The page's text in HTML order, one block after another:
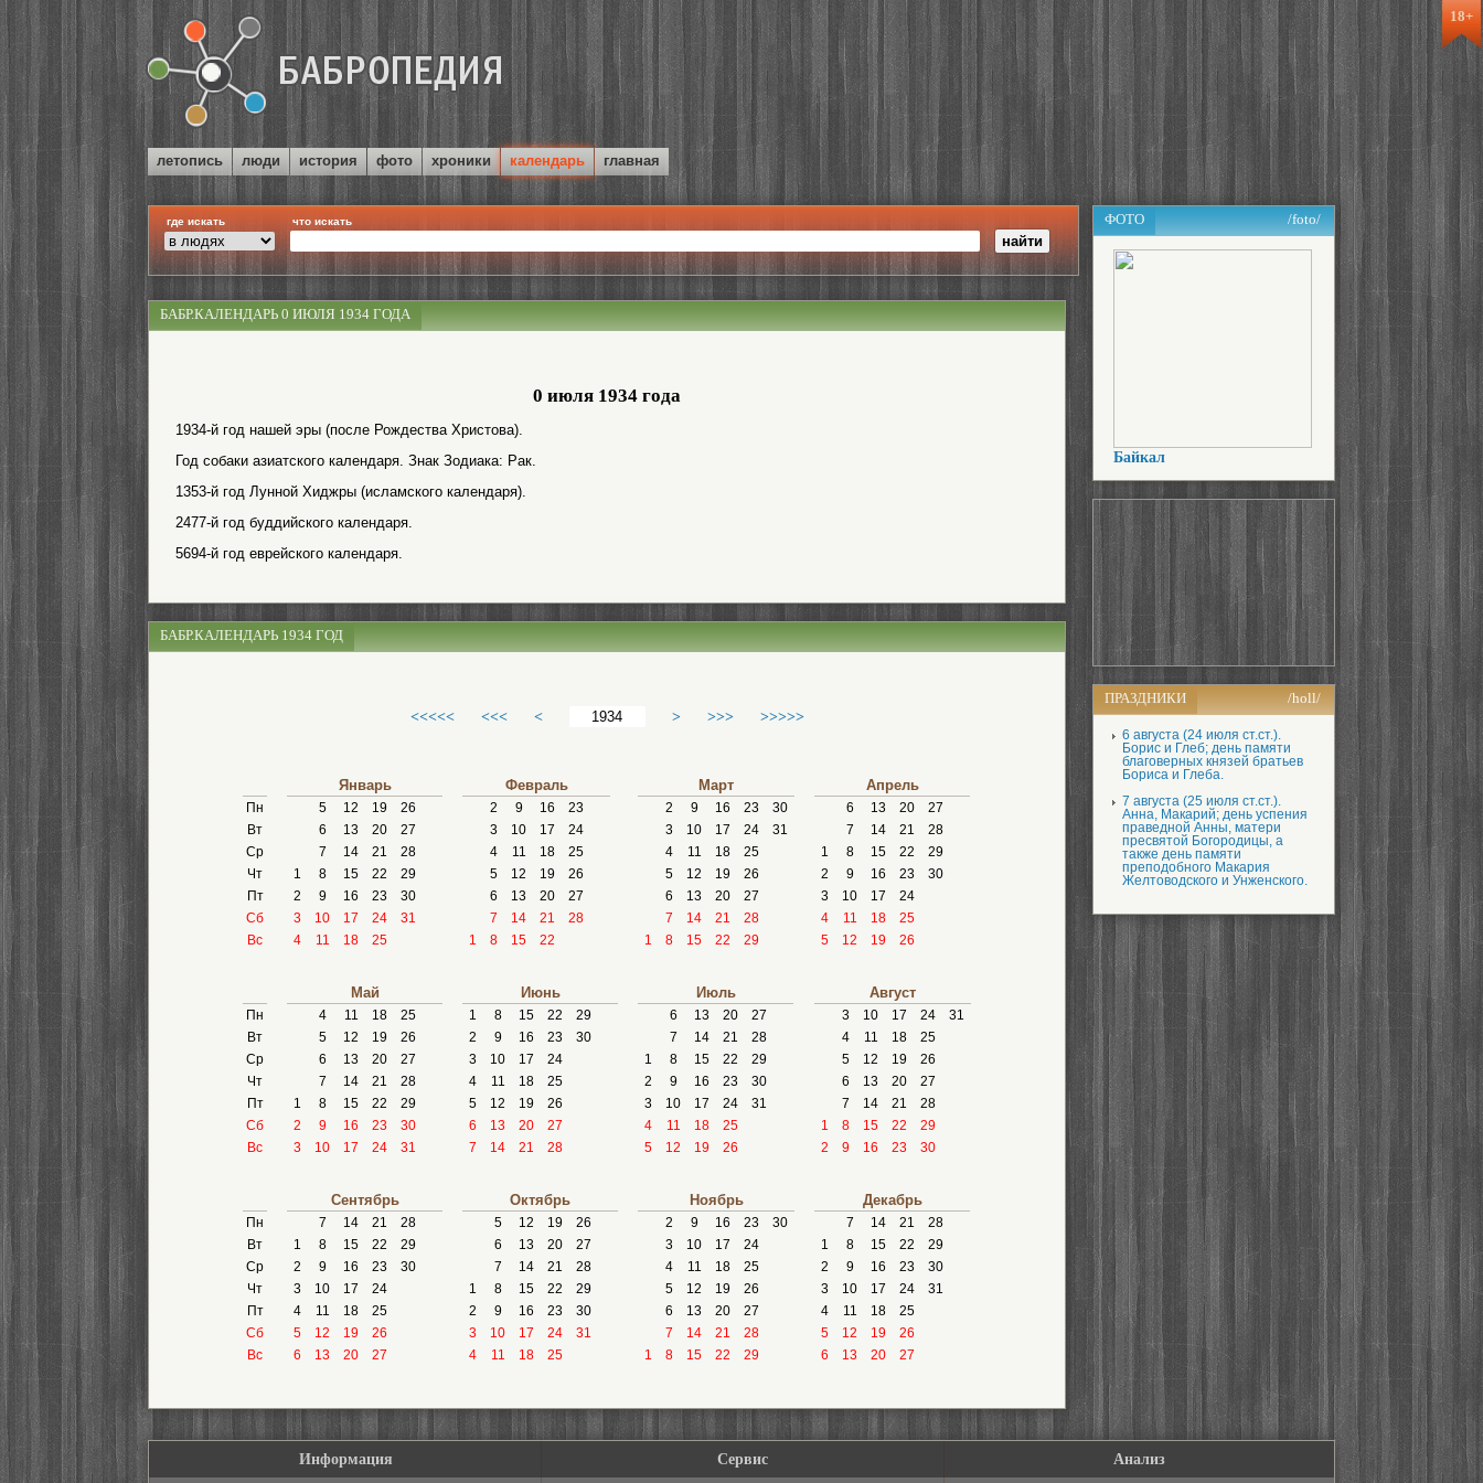
18+
летопись люди история фото хроники календарь главная
где искать что искать ФОТО /foto/
Байкал
ПРАЗДНИКИ /holl/
6 августа (24 июля ст.ст.).
Борис и Глеб; день памяти
благоверных князей братьев
Бориса и Глеба.
7 августа (25 июля ст.ст.).
Анна, Макарий; день успения
праведной Анны, матери
пресвятой Богородицы, а
также день памяти
преподобного Макария
Желтоводского и Унженского.
БАБР.КАЛЕНДАРЬ 0 ИЮЛЯ 1934 ГОДА
0 июля 1934 года
1934-й год нашей эры (после Рождества Христова).
Год собаки азиатского календаря. Знак Зодиака: Рак.
1353-й год Лунной Хиджры (исламского календаря).
2477-й год буддийского календаря.
5694-й год еврейского календаря.
БАБР.КАЛЕНДАРЬ 1934 ГОД
<<<<< <<< < > >>> >>>>>
Пн
Вт
Ср
Чт
Пт
Сб
Вс
Январь
5 12 19
26
6
13 20
27
7
14 21
28
1
8 15 22
29
2
9 16 23
30
3
10 17 24
31
4
11 18 25
Февраль
2 9 16
23
3
10 17
24
4
11 18
25
5
12 19
26
6
13 20
27
7
14 21
28
1
8 15 22
Март
2 9 16 23
30
3
10 17 24
31
4
11 18
25
5
12 19
26
6
13 20
27
7
14 21
28
1
8 15 22 29
Апрель
6 13 20
27
7
14 21
28
1
8 15 22
29
2
9 16 23
30
3
10 17
24
4
11 18
25
5
12 19 26
Пн
Вт
Ср
Чт
Пт
Сб
Вс
Май
4 11 18
25
5
12 19
26
6
13 20
27
7
14 21
28
1
8 15 22
29
2
9 16 23
30
3
10 17 24 31
Июнь
1 8 15 22
29
2
9 16 23
30
3
10 17
24
4
11 18
25
5
12 19
26
6
13 20
27
7
14 21 28
Июль
6 13 20
27
7
14 21
28
1
8 15 22
29
2
9 16 23
30
3
10 17 24
31
4
11 18
25
5
12 19 26
Август
3 10 17 24
31
4
11 18
25
5
12 19
26
6
13 20
27
7
14 21
28
1
8 15 22
29
2
9 16 23 30
Пн
Вт
Ср
Чт
Пт
Сб
Вс
Сентябрь
7 14 21
28
1
8 15 22
29
2
9 16 23
30
3
10 17
24
4
11 18
25
5
12 19
26
6
13 20 27
Октябрь
5 12 19
26
6
13 20
27
7
14 21
28
1
8 15 22
29
2
9 16 23
30
3
10 17 24
31
4
11 18 25
Ноябрь
2 9 16 23
30
3
10 17
24
4
11 18
25
5
12 19
26
6
13 20
27
7
14 21
28
1
8 15 22 29
Декабрь
7 14 21
28
1
8 15 22
29
2
9 16 23
30
3
10 17 24
31
4
11 18
25
5
12 19
26
6
13 20 27
Информация Сервис Анализ